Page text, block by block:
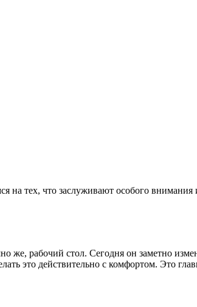
на тех, что заслуживают особого
же, рабочий стол. Сегодня он заметно
это действительно с комфортом. Это